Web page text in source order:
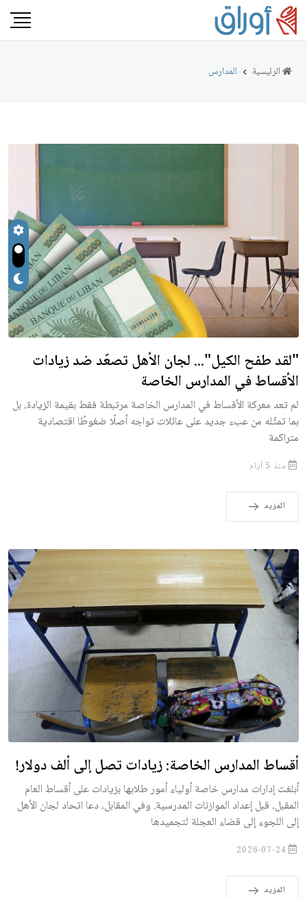
الرئيسية المدارس
"لقد طفح الكيل"... لجان الأهل تصعّد ضد زيادات
الأقساط في المدارس الخاصة
لم تعد معركة الأقساط في المدارس الخاصة مرتبطة فقط بقيمة الزيادة، بل
بما تمثّله من عبء جديد على عائلات تواجه أصلًا ضغوطًا اقتصادية
متراكمة
منذ 5 أيام
المزيد
أقساط المدارس الخاصة: زيادات تصل إلى ألف دولار!
أبلغت إدارات مدارس خاصة أولياء أمور طلابها بزيادات على أقساط العام
المقبل، قبل إعداد الموازنات المدرسية. وفي المقابل، دعا اتحاد لجان الأهل
إلى اللجوء إلى قضاء العجلة لتجميدها
2026-07-24
المزيد